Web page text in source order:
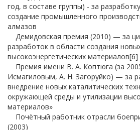
год, в составе группы) - за
создание промышленного
алмазов
Демидовская премия (2010) — за
разработок в области создания
высокоэнергетических материалов[6]
Премия имени В. А. Коптюга (за
Исмагиловым, А. Н. Загоруйко) — за
внедрение новых каталитических
окружающей среды и утилизации
материалов»
Почётный работник отрасли
(2003)